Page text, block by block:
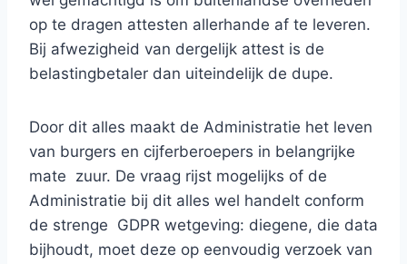
op te dragen attesten allerhande af te leveren.
Bij afwezigheid van dergelijk attest is de
belastingbetaler dan uiteindelijk de dupe.
Door dit alles maakt de Administratie het leven
van burgers en cijferberoepers in belangrijke
mate zuur. De vraag rijst mogelijks of de
Administratie bij dit alles wel handelt conform
de strenge GDPR wetgeving: diegene, die data
bijhoudt, moet deze op eenvoudig verzoek van